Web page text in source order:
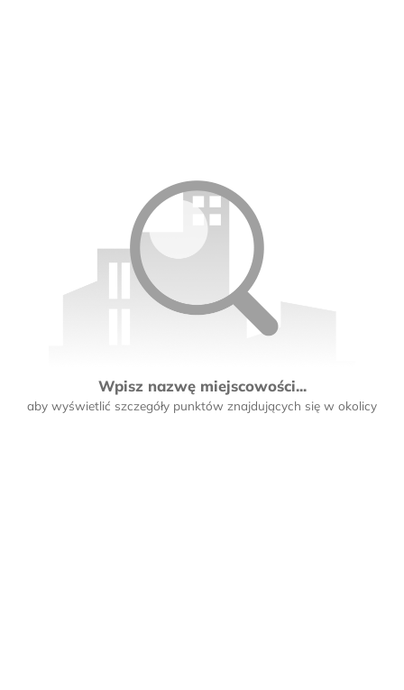
Wpisz nazwę miejscowości...
aby wyświetlić szczegóły punktów znajdujących się w okolicy